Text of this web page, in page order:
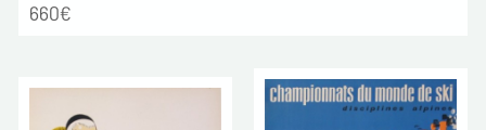
660€